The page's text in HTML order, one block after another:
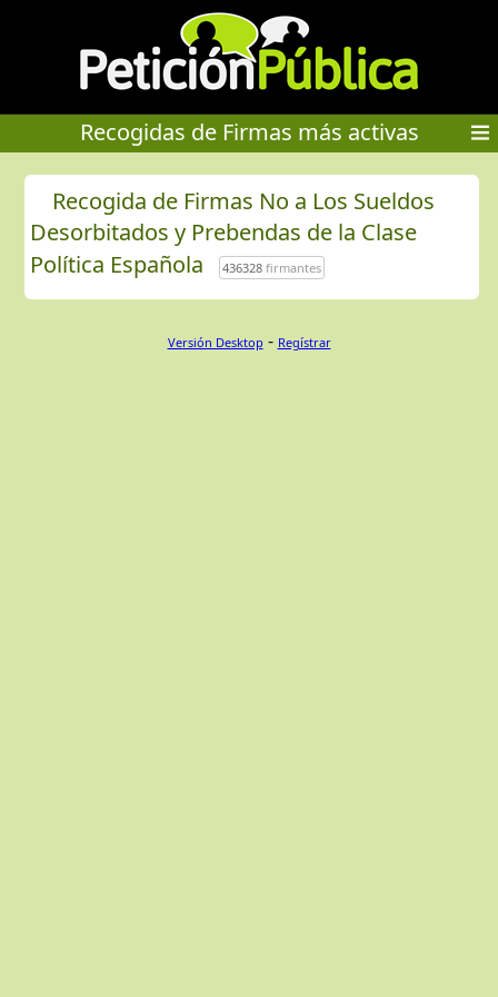
Recogidas de Firmas más activas
Recogida de Firmas No a Los Sueldos
Desorbitados y Prebendas de la Clase
Política Española
436328firmantes
Versión Desktop - Regístrar